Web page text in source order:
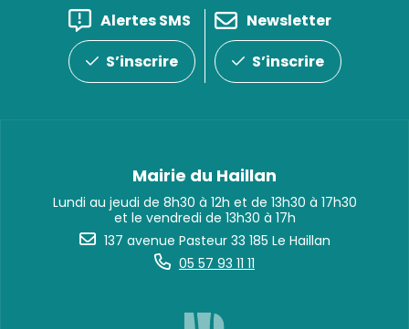
Alertes SMS
S’inscrire
Newsletter
S’inscrire
Mairie du Haillan
Lundi au jeudi de 8h30 à 12h et de 13h30 à 17h30
et le vendredi de 13h30 à 17h
137 avenue Pasteur 33 185 Le Haillan
05 57 93 11 11